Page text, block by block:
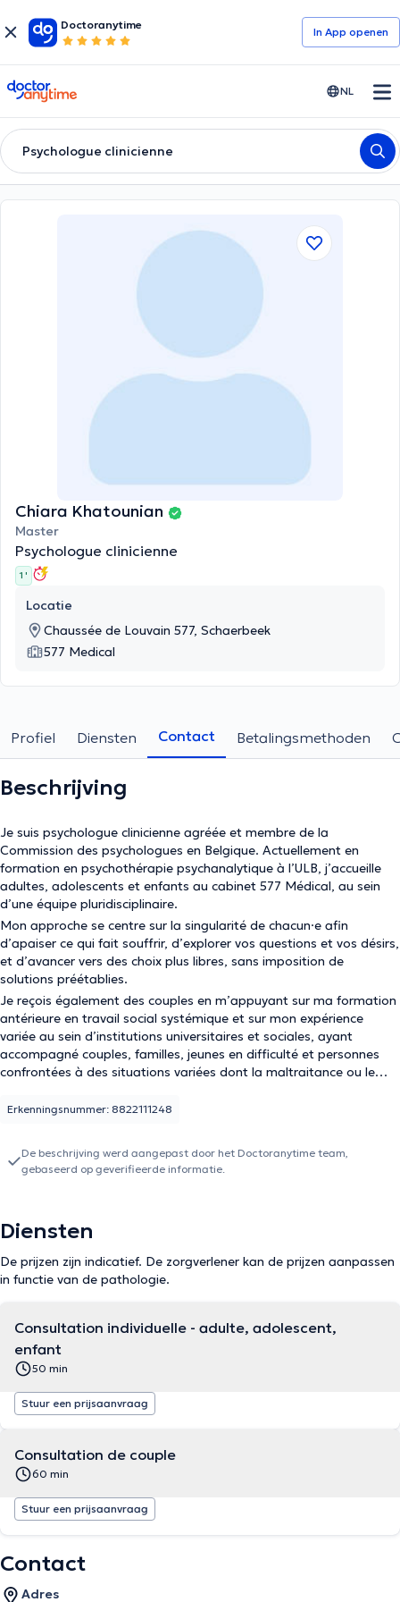
Doctoranytime
In App openen
doctoranytime NL
Psychologue clinicienne
Chiara Khatounian
Master
Psychologue clinicienne
1 '
Locatie
Chaussée de Louvain 577, Schaerbeek
577 Medical
Profiel Diensten Contact Betalingsmethoden
Beschrijving
Je suis psychologue clinicienne agréée et membre de la
Commission des psychologues en Belgique. Actuellement en
formation en psychothérapie psychanalytique à l’ULB, j’accueille
adultes, adolescents et enfants au cabinet 577 Médical, au sein
d’une équipe pluridisciplinaire.
Mon approche se centre sur la singularité de chacun·e afin
d’apaiser ce qui fait souffrir, d’explorer vos questions et vos désirs,
et d’avancer vers des choix plus libres, sans imposition de
solutions préétablies.
Je reçois également des couples en m’appuyant sur ma formation
antérieure en travail social systémique et sur mon expérience
variée au sein d’institutions universitaires et sociales, ayant
accompagné couples, familles, jeunes en difficulté et personnes
confrontées à des situations variées dont la maltraitance ou le
Erkenningsnummer: 8822111248
De beschrijving werd aangepast door het Doctoranytime team,
gebaseerd op geverifieerde informatie.
Diensten
De prijzen zijn indicatief. De zorgverlener kan de prijzen aanpassen
in functie van de pathologie.
Consultation individuelle - adulte, adolescent,
enfant
50 min
Stuur een prijsaanvraag
Consultation de couple
60 min
Stuur een prijsaanvraag
Contact
Adres